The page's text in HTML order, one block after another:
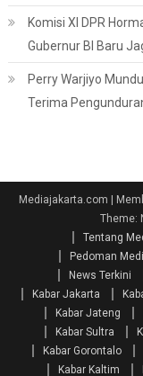
Komisi XI DPR
Gubernur BI Baru
Perry Warjiyo
Terima
Mediajakarta.com |
Theme:
Tentang
Pedoman
News Terkini
Kabar Jakarta
Kabar Jateng
Kabar Sultra
Kabar Gorontalo
Kabar Kaltim